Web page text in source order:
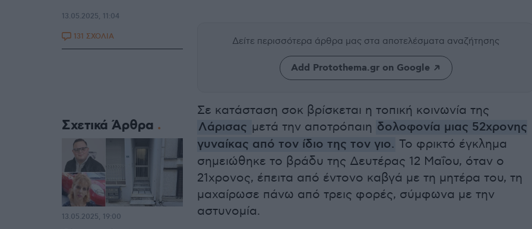
Δείτε περισσότερα άρθρα μας στα αποτελέσματα αναζήτησης
Add Protothema.gr on Google
Σε κατάσταση σοκ βρίσκεται η τοπική κοινωνία της
Λάρισας μετά την αποτρόπαιη δολοφονία μιας 52χρονης
γυναίκας από τον ίδιο της τον γιο. Το φρικτό έγκλημα
σημειώθηκε το βράδυ της Δευτέρας 12 Μαΐου, όταν ο
21χρονος, έπειτα από έντονο καβγά με τη μητέρα του, τη
μαχαίρωσε πάνω από τρεις φορές, σύμφωνα με την
αστυνομία.
13.05.2025, 11:04
131 ΣΧΟΛΙΑ
Σχετικά Άρθρα
13.05.2025, 19:00